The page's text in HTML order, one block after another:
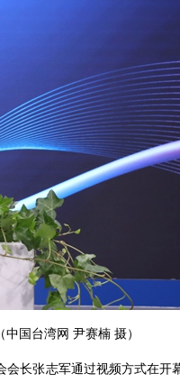
国台湾网 尹赛楠 摄）
长张志军通过视频方式在开